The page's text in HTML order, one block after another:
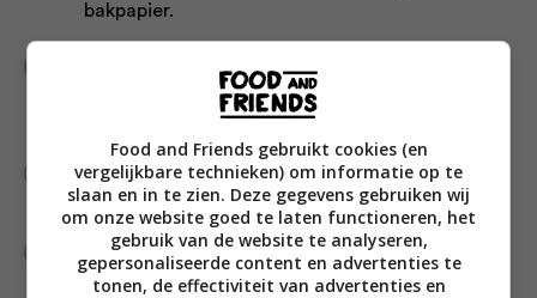
bakpapier.
de tomatenpassata, balsamicoazijn en
knoflook. Breng op smaak met zout en peper.
Leg de platbroden op de bakplaten en verdeel
de tomatensaus erover.
Dep de plakjes buffelmozzarella goed droog
met keukenpapier en verdeel over de pizza’s.
Food and Friends gebruikt cookies (en
vergelijkbare technieken) om informatie op te
slaan en in te zien. Deze gegevens gebruiken wij
om onze website goed te laten functioneren, het
gebruik van de website te analyseren,
gepersonaliseerde content en advertenties te
tonen, de effectiviteit van advertenties en